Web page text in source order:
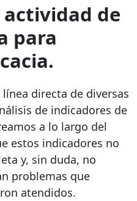
de
para
directa de diversas
de indicadores de
a lo largo del
estos indicadores no
y, sin duda, no
problemas que
atendidos.